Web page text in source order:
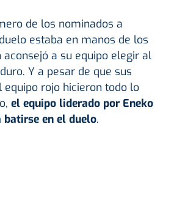
de los nominados a
estaba en manos de los
aconsejó a su equipo elegir al
Y a pesar de que sus
equipo rojo hicieron todo lo
el equipo liderado por Eneko
en el duelo.